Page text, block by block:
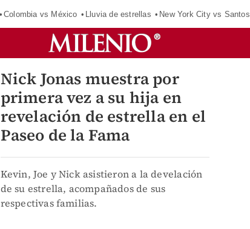
Colombia vs México Lluvia de estrellas New York City vs Santos
Nick Jonas muestra por
primera vez a su hija en
revelación de estrella en el
Paseo de la Fama
Kevin, Joe y Nick asistieron a la develación
de su estrella, acompañados de sus
respectivas familias.